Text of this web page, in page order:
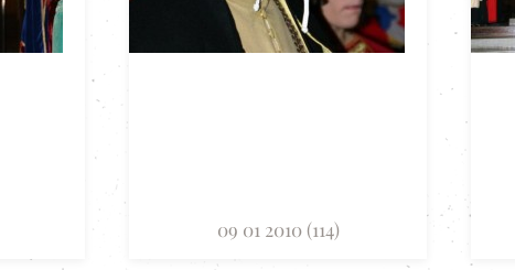
09 01 2010 (114)